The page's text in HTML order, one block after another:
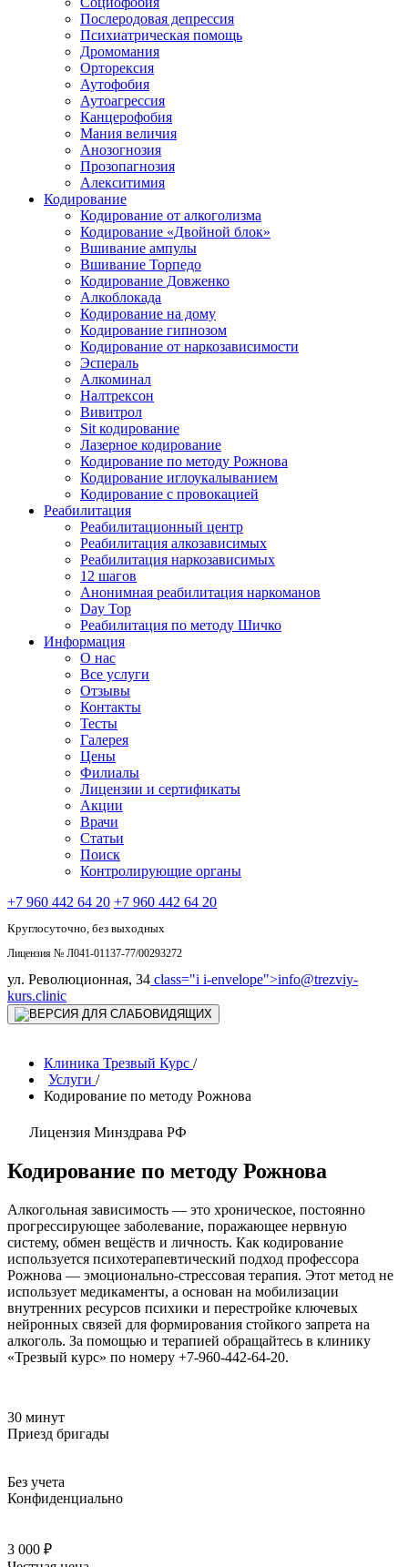
Послеродовая депрессия
Психиатрическая помощь
Дромомания
Орторексия
Аутофобия
Аутоагрессия
Канцерофобия
Мания величия
Анозогнозия
Прозопагнозия
Алекситимия
Кодирование
Кодирование от алкоголизма
Кодирование «Двойной блок»
Вшивание ампулы
Вшивание Торпедо
Кодирование Довженко
Алкоблокада
Кодирование на дому
Кодирование гипнозом
Кодирование от наркозависимости
Эспераль
Алкоминал
Налтрексон
Вивитрол
Sit кодирование
Лазерное кодирование
Кодирование по методу Рожнова
Кодирование иглоукалыванием
Кодирование с провокацией
Реабилитация
Реабилитационный центр
Реабилитация алкозависимых
Реабилитация наркозависимых
12 шагов
Анонимная реабилитация наркоманов
Day Top
Реабилитация по методу Шичко
Информация
О нас
Все услуги
Отзывы
Контакты
Тесты
Галерея
Цены
Филиалы
Лицензии и сертификаты
Акции
Врачи
Статьи
Поиск
Контролирующие органы
+7 960 442 64 20 +7 960 442 64 20
Круглосуточно, без выходных
Лицензия № Л041-01137-77/00293272
ул. Революционная, 34 class="i i-envelope">info@trezviy-
kurs.clinic
Клиника Трезвый Курс /
Услуги /
Кодирование по методу Рожнова
Лицензия Минздрава РФ
Кодирование по методу Рожнова
Алкогольная зависимость — это хроническое, постоянно
прогрессирующее заболевание, поражающее нервную
систему, обмен вещёств и личность. Как кодирование
используется психотерапевтический подход профессора
Рожнова — эмоционально-стрессовая терапия. Этот метод не
использует медикаменты, а основан на мобилизации
внутренних ресурсов психики и перестройке ключевых
нейронных связей для формирования стойкого запрета на
алкоголь. За помощью и терапией обращайтесь в клинику
«Трезвый курс» по номеру +7-960-442-64-20.
30 минут
Приезд бригады
Без учета
Конфиденциально
3 000 ₽